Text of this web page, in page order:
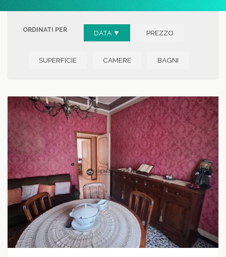
ORDINATI PER DATA ▼ PREZZO
SUPERFICIE CAMERE BAGNI